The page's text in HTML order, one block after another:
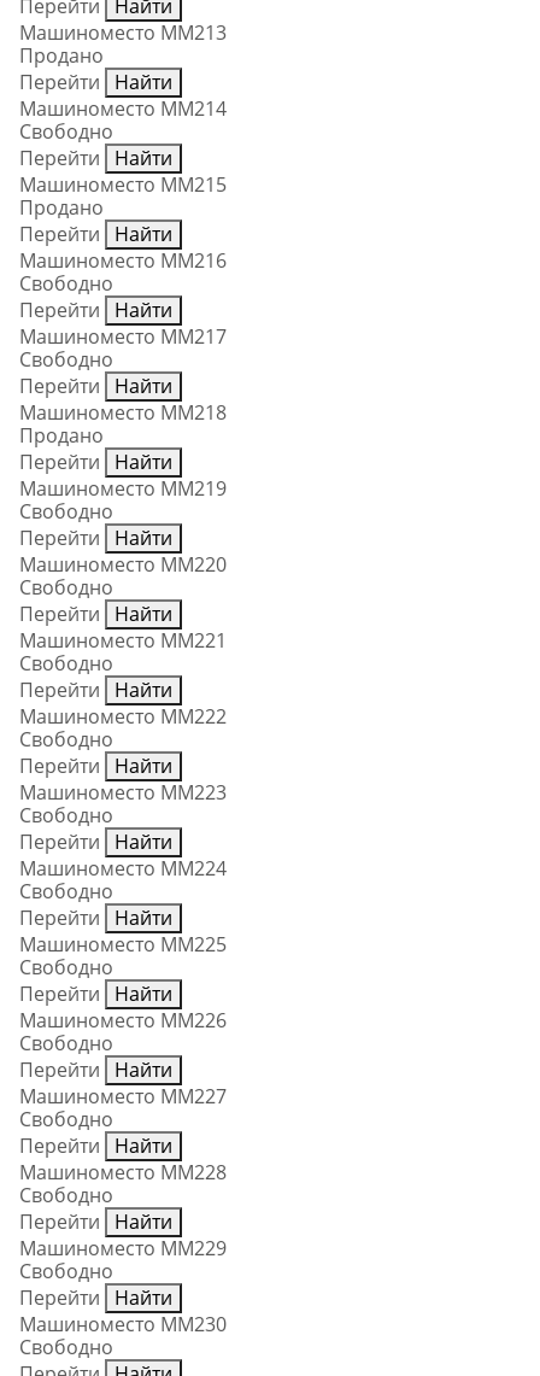
Перейти
Найти
Машиноместо ММ213
Продано
Перейти
Найти
Машиноместо ММ214
Свободно
Перейти
Найти
Машиноместо ММ215
Продано
Перейти
Найти
Машиноместо ММ216
Свободно
Перейти
Найти
Машиноместо ММ217
Свободно
Перейти
Найти
Машиноместо ММ218
Продано
Перейти
Найти
Машиноместо ММ219
Свободно
Перейти
Найти
Машиноместо ММ220
Свободно
Перейти
Найти
Машиноместо ММ221
Свободно
Перейти
Найти
Машиноместо ММ222
Свободно
Перейти
Найти
Машиноместо ММ223
Свободно
Перейти
Найти
Машиноместо ММ224
Свободно
Перейти
Найти
Машиноместо ММ225
Свободно
Перейти
Найти
Машиноместо ММ226
Свободно
Перейти
Найти
Машиноместо ММ227
Свободно
Перейти
Найти
Машиноместо ММ228
Свободно
Перейти
Найти
Машиноместо ММ229
Свободно
Перейти
Найти
Машиноместо ММ230
Свободно